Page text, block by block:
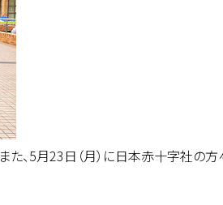
、5月23日（月）に日本赤十字社の方